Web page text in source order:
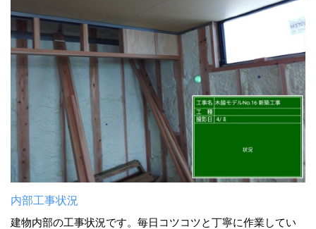
内部工事状況
建物内部の工事状況です。毎日コツコツと丁寧に作業してい